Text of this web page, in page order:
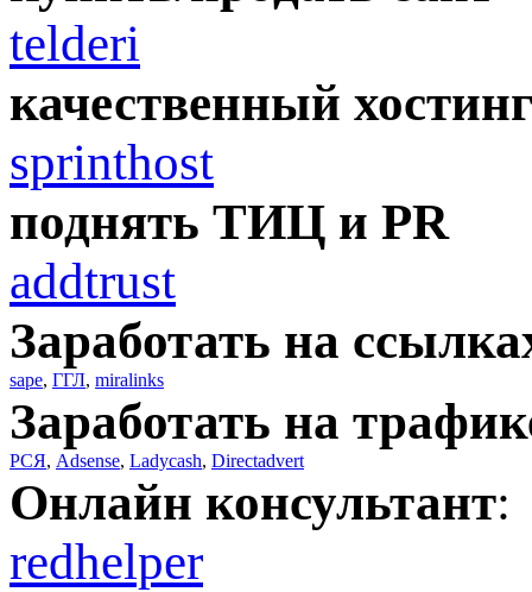
telderi
качественный
sprinthost
поднять ТИЦ и PR
addtrust
Заработать на
sape, ГГЛ, miralinks
Заработать на
РСЯ, Adsense, Ladycash, Directadvert
Онлайн консультант:
redhelper